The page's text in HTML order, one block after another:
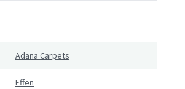
Adana Carpets
Effen